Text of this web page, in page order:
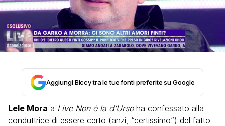
Aggiungi Biccy tra le tue fonti preferite su Google
Lele Mora a Live Non è la d’Ursoha confessato alla
conduttrice di essere certo (anzi, “certissimo”) del fatto